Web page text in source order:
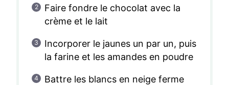
Faire fondre le chocolat avec la
crème et le lait
Incorporer le jaunes un par un, puis
la farine et les amandes en poudre
Battre les blancs en neige ferme